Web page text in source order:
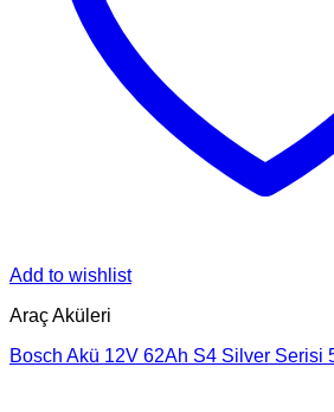
Add to wishlist
Araç Aküleri
Bosch Akü 12V 62Ah S4 Silver Serisi